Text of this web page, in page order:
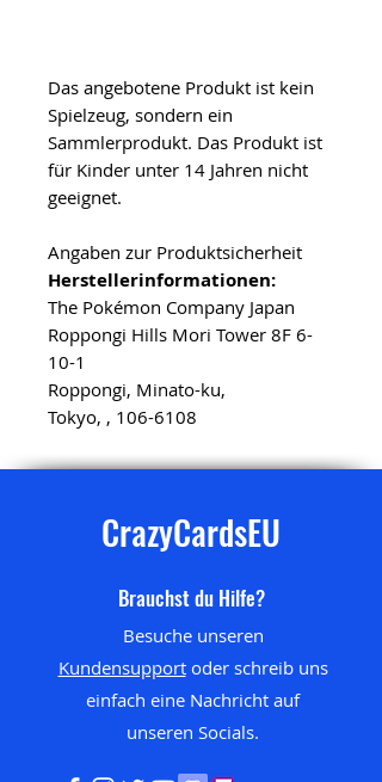
Das angebotene Produkt ist kein
Spielzeug, sondern ein
Sammlerprodukt. Das Produkt ist
für Kinder unter 14 Jahren nicht
geeignet.
Angaben zur Produktsicherheit
Herstellerinformationen:
The Pokémon Company Japan
Roppongi Hills Mori Tower 8F 6-
10-1
Roppongi, Minato-ku,
Tokyo, , 106-6108
CrazyCardsEU
Brauchst du Hilfe?
Besuche unseren
Kundensupportoder schreib uns
einfach eine Nachricht auf
unseren Socials.